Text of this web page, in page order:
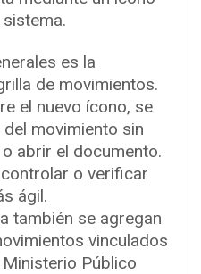
es la
de movimientos.
el nuevo ícono, se
movimiento sin
abrir el documento.
o verificar
ágil.
también se agregan
vinculados
Público